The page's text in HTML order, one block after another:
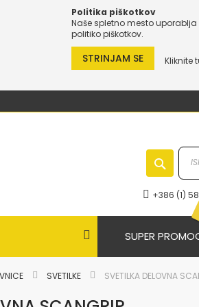
Politika piškotkov
Naše spletno mesto
politiko piškotkov.
Kliknite
STRINJAM SE
+386 (1)
SUPER
SVETILKE SVETILKA DELOVNA